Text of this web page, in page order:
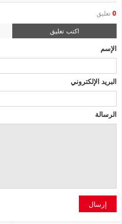
0 تعليق
اكتب تعليق
الإسم
البريد الإلكتروني
الرسالة
إرسال